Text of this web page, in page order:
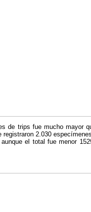
de trips fue mucho mayor
2.030
el total fue menor